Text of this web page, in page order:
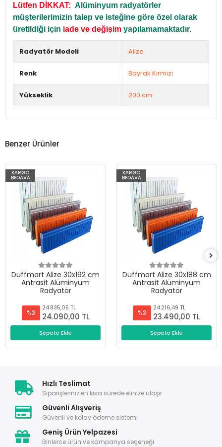
Lütfen DİKKAT: Alüminyum radyatörler
müşterilerimizin talep ve isteğine göre özel olarak
üretildiği için iade ve değişim yapılamamaktadır.
Radyatör Modeli Alize
Renk Bayrak Kırmızı
Yükseklik 200 cm.
Benzer Ürünler
KARGO
BEDAVA
Duffmart Alize 30x192 cm
Antrasit Alüminyum
Radyatör
%3
24.835,05 TL
24.090,00 TL
Sepete Ekle
KARGO
BEDAVA
Duffmart Alize 30x188 cm
Antrasit Alüminyum
Radyatör
%3
24.216,49 TL
23.490,00 TL
Sepete Ekle
Hızlı Teslimat
Siparişleriniz en kısa sürede elinize ulaşır.
Güvenli Alışveriş
Güvenli ve kolay ödeme sistemi
Geniş Ürün Yelpazesi
Binlerce ürün ve kampanya seçeneği